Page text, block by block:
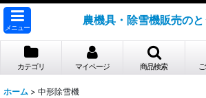
メニュー
農機具・除雪機販売の
カテゴリ マイページ 商品検索
ホーム > 中形除雪機